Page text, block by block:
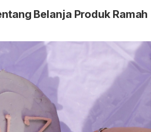
Belanja Produk Ramah